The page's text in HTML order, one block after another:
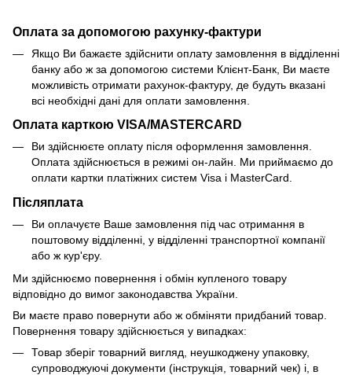
Оплата за допомогою рахунку-фактури
Якщо Ви бажаєте здійснити оплату замовлення в відділенні
банку або ж за допомогою системи Клієнт-Банк, Ви маєте
можливість отримати рахунок-фактуру, де будуть вказані
всі необхідні дані для оплати замовлення.
Оплата карткою VISA/MASTERCARD
Ви здійснюєте оплату після оформлення замовлення.
Оплата здійснюється в режимі он-лайн. Ми приймаємо до
оплати картки платіжних систем Visa і MasterCard.
Післяплата
Ви оплачуєте Ваше замовлення під час отримання в
поштовому відділенні, у відділенні транспортної компанії
або ж кур'єру.
Ми здійснюємо повернення і обмін купленого товару
відповідно до вимог законодавства України.
Ви маєте право повернути або ж обміняти придбаний товар.
Повернення товару здійснюється у випадках:
Товар зберіг товарний вигляд, неушкоджену упаковку,
супроводжуючі документи (інструкція, товарний чек) і, в